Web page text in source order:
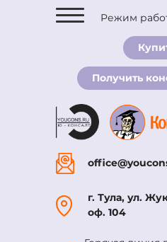
Услуги
Новости
Вакансии
Контакты
Режим
Получить
г. Тула, ул.
оф. 104